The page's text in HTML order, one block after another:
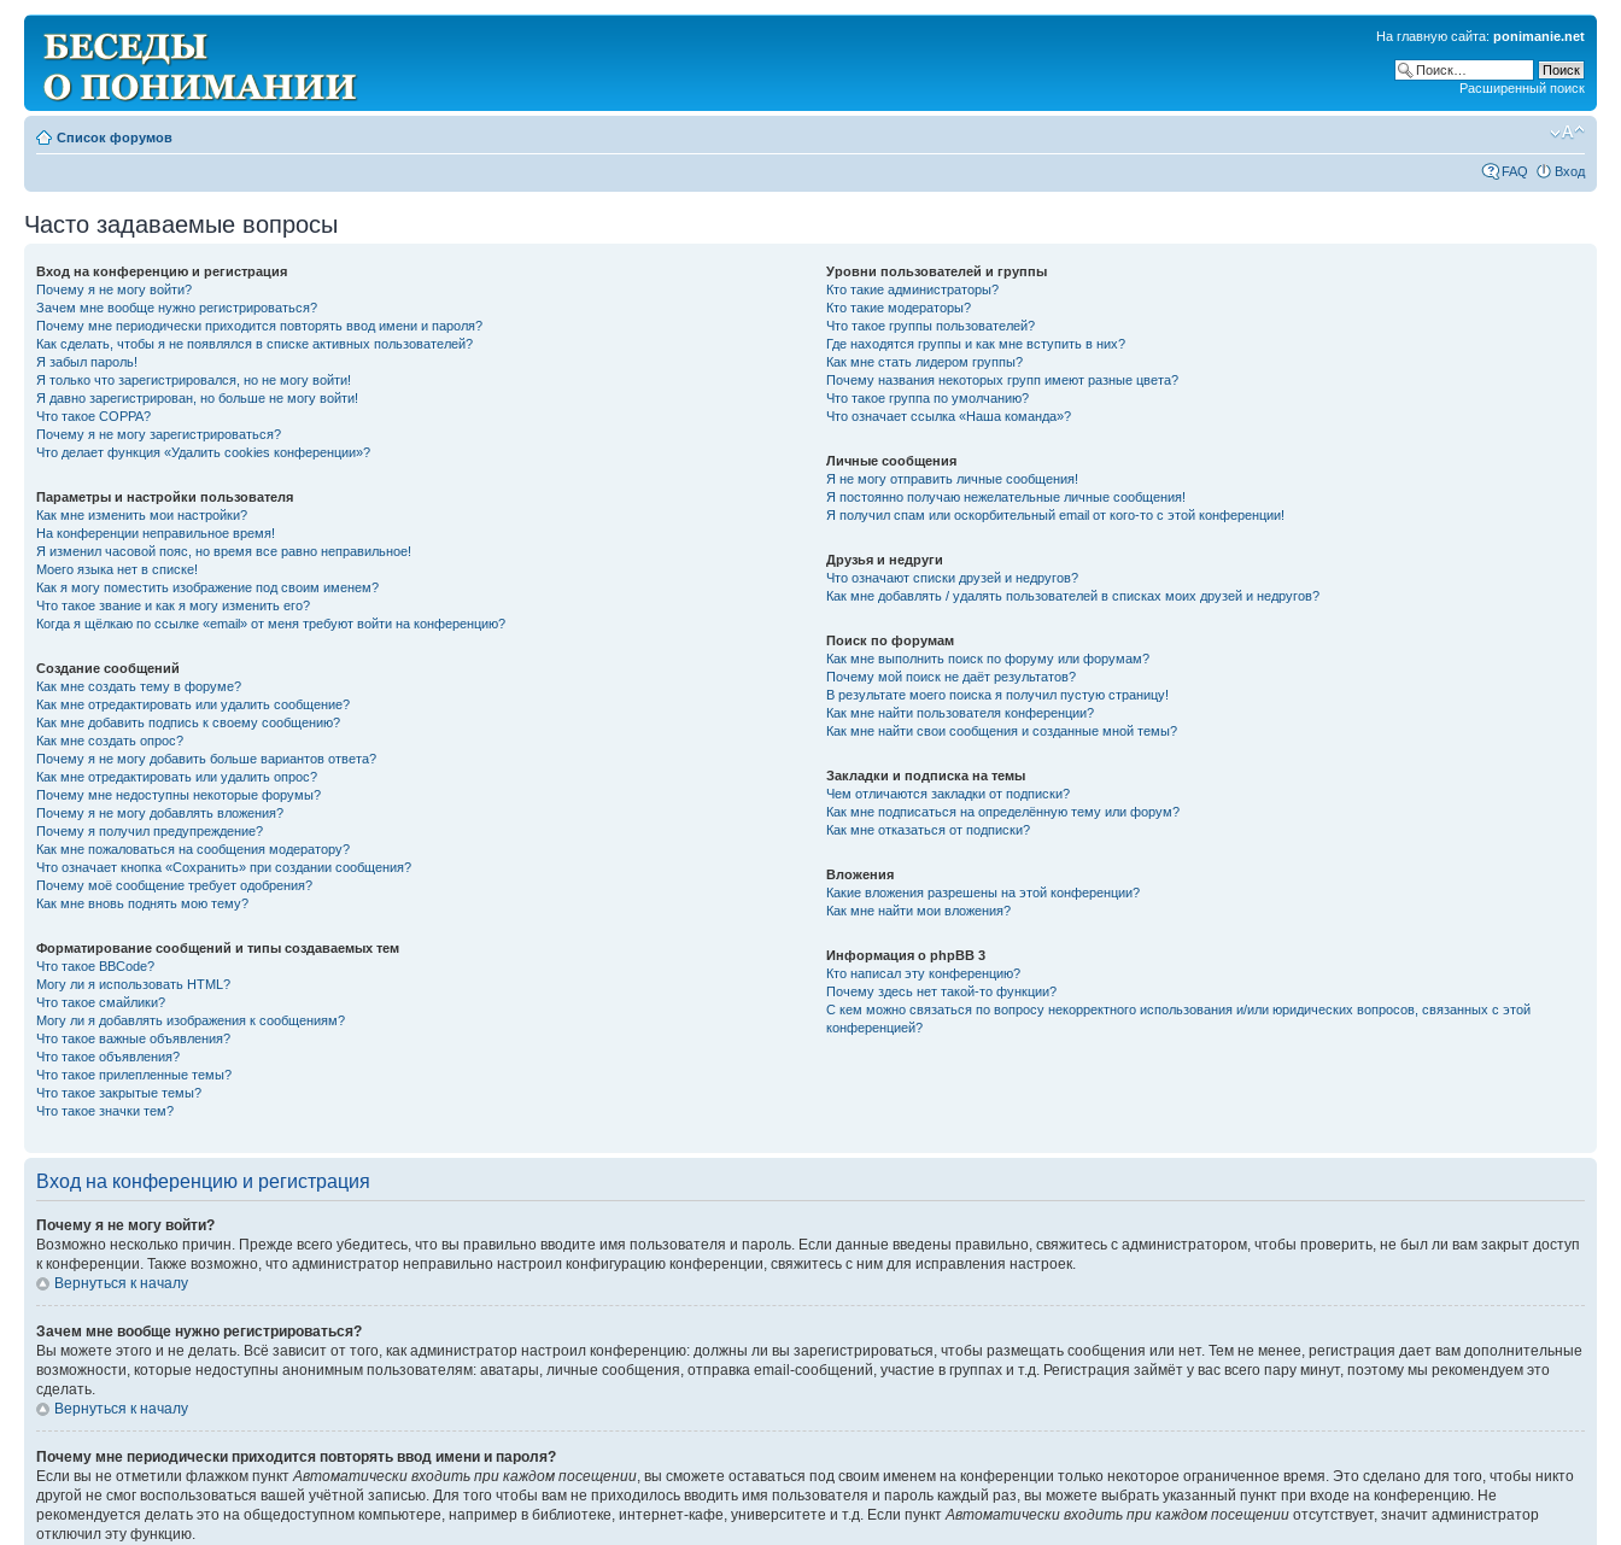
На главную сайта: ponimanie.net
Расширенный поиск
Список форумов
FAQ Вход
Часто задаваемые вопросы
Вход на конференцию и регистрация
Почему я не могу войти?
Зачем мне вообще нужно регистрироваться?
Почему мне периодически приходится повторять ввод имени и пароля?
Как сделать, чтобы я не появлялся в списке активных пользователей?
Я забыл пароль!
Я только что зарегистрировался, но не могу войти!
Я давно зарегистрирован, но больше не могу войти!
Что такое COPPA?
Почему я не могу зарегистрироваться?
Что делает функция «Удалить cookies конференции»?
Параметры и настройки пользователя
Как мне изменить мои настройки?
На конференции неправильное время!
Я изменил часовой пояс, но время все равно неправильное!
Моего языка нет в списке!
Как я могу поместить изображение под своим именем?
Что такое звание и как я могу изменить его?
Когда я щёлкаю по ссылке «email» от меня требуют войти на конференцию?
Создание сообщений
Как мне создать тему в форуме?
Как мне отредактировать или удалить сообщение?
Как мне добавить подпись к своему сообщению?
Как мне создать опрос?
Почему я не могу добавить больше вариантов ответа?
Как мне отредактировать или удалить опрос?
Почему мне недоступны некоторые форумы?
Почему я не могу добавлять вложения?
Почему я получил предупреждение?
Как мне пожаловаться на сообщения модератору?
Что означает кнопка «Сохранить» при создании сообщения?
Почему моё сообщение требует одобрения?
Как мне вновь поднять мою тему?
Форматирование сообщений и типы создаваемых тем
Что такое BBCode?
Могу ли я использовать HTML?
Что такое смайлики?
Могу ли я добавлять изображения к сообщениям?
Что такое важные объявления?
Что такое объявления?
Что такое прилепленные темы?
Что такое закрытые темы?
Что такое значки тем?
Уровни пользователей и группы
Кто такие администраторы?
Кто такие модераторы?
Что такое группы пользователей?
Где находятся группы и как мне вступить в них?
Как мне стать лидером группы?
Почему названия некоторых групп имеют разные цвета?
Что такое группа по умолчанию?
Что означает ссылка «Наша команда»?
Личные сообщения
Я не могу отправить личные сообщения!
Я постоянно получаю нежелательные личные сообщения!
Я получил спам или оскорбительный email от кого-то с этой конференции!
Друзья и недруги
Что означают списки друзей и недругов?
Как мне добавлять / удалять пользователей в списках моих друзей и недругов?
Поиск по форумам
Как мне выполнить поиск по форуму или форумам?
Почему мой поиск не даёт результатов?
В результате моего поиска я получил пустую страницу!
Как мне найти пользователя конференции?
Как мне найти свои сообщения и созданные мной темы?
Закладки и подписка на темы
Чем отличаются закладки от подписки?
Как мне подписаться на определённую тему или форум?
Как мне отказаться от подписки?
Вложения
Какие вложения разрешены на этой конференции?
Как мне найти мои вложения?
Информация о phpBB 3
Кто написал эту конференцию?
Почему здесь нет такой-то функции?
С кем можно связаться по вопросу некорректного использования и/или юридических вопросов, связанных с этой
конференцией?
Вход на конференцию и регистрация
Почему я не могу войти?
Возможно несколько причин. Прежде всего убедитесь, что вы правильно вводите имя пользователя и пароль. Если данные введены правильно, свяжитесь с администратором, чтобы проверить, не был ли вам закрыт доступ
к конференции. Также возможно, что администратор неправильно настроил конфигурацию конференции, свяжитесь с ним для исправления настроек.
Вернуться к началу
Зачем мне вообще нужно регистрироваться?
Вы можете этого и не делать. Всё зависит от того, как администратор настроил конференцию: должны ли вы зарегистрироваться, чтобы размещать сообщения или нет. Тем не менее, регистрация дает вам дополнительные
возможности, которые недоступны анонимным пользователям: аватары, личные сообщения, отправка email-сообщений, участие в группах и т.д. Регистрация займёт у вас всего пару минут, поэтому мы рекомендуем это
сделать.
Вернуться к началу
Почему мне периодически приходится повторять ввод имени и пароля?
Если вы не отметили флажком пунктАвтоматически входить при каждом посещении, вы сможете оставаться под своим именем на конференции только некоторое ограниченное время. Это сделано для того, чтобы никто
другой не смог воспользоваться вашей учётной записью. Для того чтобы вам не приходилось вводить имя пользователя и пароль каждый раз, вы можете выбрать указанный пункт при входе на конференцию. Не
рекомендуется делать это на общедоступном компьютере, например в библиотеке, интернет-кафе, университете и т.д. Если пунктАвтоматически входить при каждом посещении отсутствует, значит администратор
отключил эту функцию.